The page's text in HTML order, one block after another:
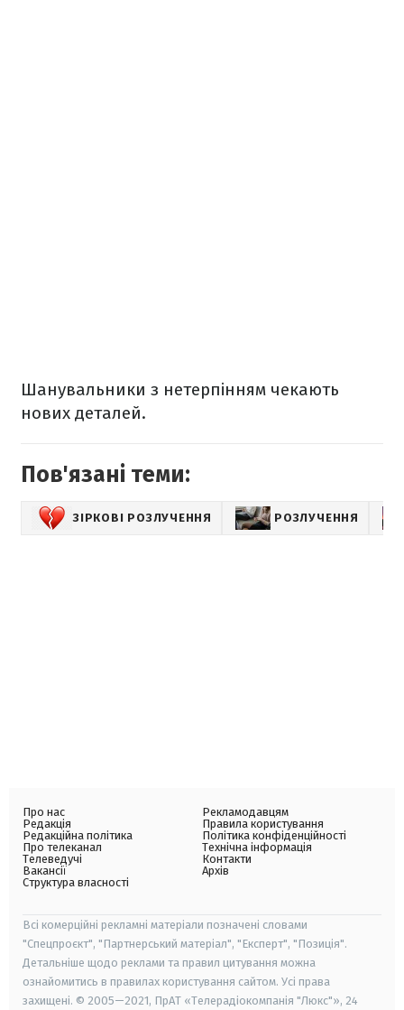
Шанувальники з нетерпінням чекають
нових деталей.
Пов'язані теми:
ЗІРКОВІ РОЗЛУЧЕННЯ РОЗЛУЧЕННЯ
Про нас
Редакція
Редакційна політика
Про телеканал
Телеведучі
Вакансії
Структура власності
Рекламодавцям
Правила користування
Політика конфіденційності
Технічна інформація
Контакти
Архів
Всі комерційні рекламні матеріали позначені словами
"Спецпроєкт", "Партнерський матеріал", "Експерт", "Позиція".
Детальніше щодо реклами та правил цитування можна
ознайомитись в правилах користування сайтом. Усі права
захищені. © 2005—2021, ПрАТ «Телерадіокомпанія "Люкс"», 24